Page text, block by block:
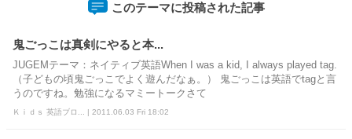
このテーマに投稿された記事
鬼ごっこは真剣にやると本...
JUGEMテーマ：ネイティブ英語When I was a kid, I always played tag.
（子どもの頃鬼ごっこでよく遊んだなぁ。） 鬼ごっこは英語でtagと言
うのですね。勉強になるマミートークさて
Ｋｉｄｓ 英語ブロ... | 2011.06.03 Fri 18:02